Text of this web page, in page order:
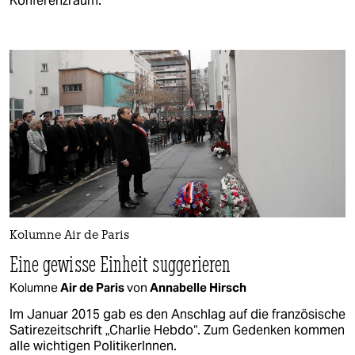
Kolumne Air de Paris
Eine gewisse Einheit suggerieren
KolumneAir de Parisvon Annabelle Hirsch
Im Januar 2015 gab es den Anschlag auf die französische
Satirezeitschrift „Charlie Hebdo“. Zum Gedenken kommen
alle wichtigen PolitikerInnen.